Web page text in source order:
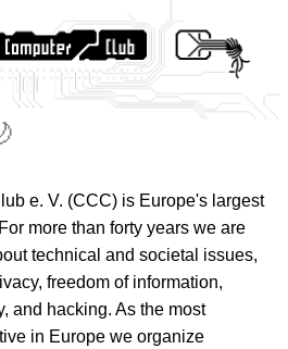
e. V. (CCC) is Europe's largest
more than forty years we are
technical and societal issues,
freedom of information,
and hacking. As the most
in Europe we organize